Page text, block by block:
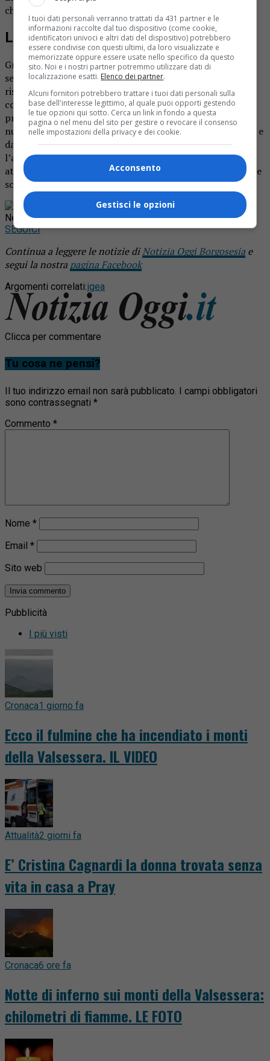
chirurgia generale.
Le prenotazioni
Grazie a questi specialisti che, al di fuori dell’orario di
servizio, si mettono a disposizione delle donne, anche per
rispondere alle loro domande ed offrire una possibilità di
confronto diretto, Igea prosegue la sua missione di
prevenzione sul territorio. Per prenotazioni telefonare ai
numeri 0163.248.70 oppure 333.8022.282 dalle 10 alle 12 e
dalle 15 alle 17. Tutte le visite sono ad offerta libera:
l’associazione Igea utilizzerà tutte le offerte raccolte per
attivare altri progetti di prevenzione sociale. Si ricorda che
sono obbligatori Green pass e mascherina.
Rimani aggiornato seguendoci su Google
News!
SEGUICI
Continua a leggere le notizie diNotizia Oggi Borgosesia e
segui la nostra pagina Facebook
Argomenti correlati:igea
Clicca per commentare
Tu cosa ne pensi?
Il tuo indirizzo email non sarà pubblicato.
I campi obbligatori
sono contrassegnati *
Commento *
Nome *
Email *
Sito web
Pubblicità
I più visti
Cronaca1 giorno fa
Ecco il fulmine che ha incendiato i monti
della Valsessera. IL VIDEO
Attualità2 giorni fa
E’ Cristina Cagnardi la donna trovata senza
vita in casa a Pray
Cronaca6 ore fa
Notte di inferno sui monti della Valsessera:
chilometri di fiamme. LE FOTO
I tuoi dati personali verranno trattati da 431 partner e le
informazioni raccolte dal tuo dispositivo (come cookie,
identificatori univoci e altri dati del dispositivo) potrebbero
essere condivise con questi ultimi, da loro visualizzate e
memorizzate oppure essere usate nello specifico da questo
sito. Noi e i nostri partner potremmo utilizzare dati di
localizzazione esatti. Elenco dei partner.
Alcuni fornitori potrebbero trattare i tuoi dati personali sulla
base dell'interesse legittimo, al quale puoi opporti gestendo
le tue opzioni qui sotto. Cerca un link in fondo a questa
pagina o nel menu del sito per gestire o revocare il consenso
nelle impostazioni della privacy e dei cookie.
Acconsento
Gestisci le opzioni